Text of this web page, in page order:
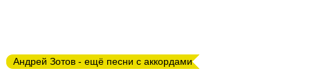
Андрей Зотов - ещё песни с аккордами